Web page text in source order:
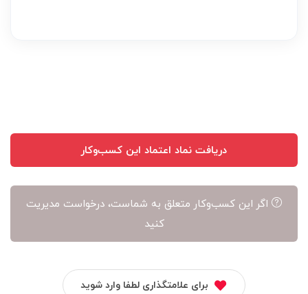
دریافت نماد اعتماد این کسب‌وکار
اگر این کسب‌وکار متعلق به شماست، درخواست مدیریت
کنید
برای علامتگذاری لطفا وارد شوید